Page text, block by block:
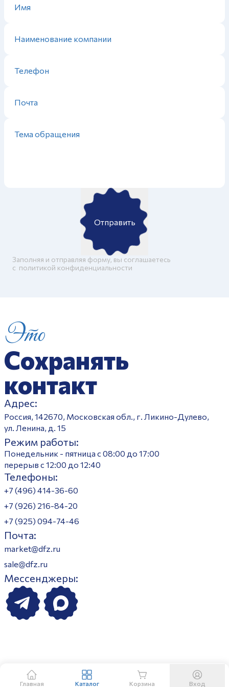
Отправить
Заполняя и отправляя форму, вы соглашаетесь
c политикой конфиденциальности
Это
Сохранять
контакт
Адрес:
Россия, 142670, Московская обл., г. Ликино-Дулево,
ул. Ленина, д. 15
Режим работы:
Понедельник - пятница с 08:00 до 17:00
перерыв с 12:00 до 12:40
Телефоны:
+7 (496) 414-36-60
+7 (926) 216-84-20
+7 (925) 094-74-46
Почта:
market@dfz.ru
sale@dfz.ru
Мессенджеры:
Главная Каталог Корзина Вход